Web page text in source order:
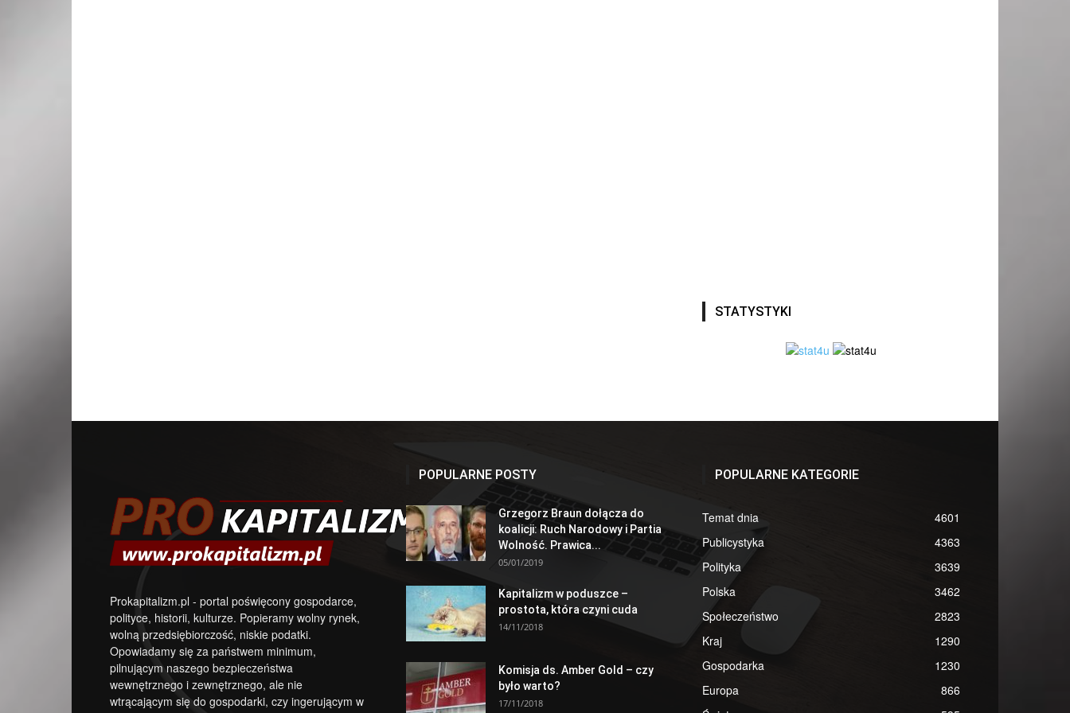
STATYSTYKI
Prokapitalizm.pl - portal poświęcony gospodarce,
polityce, historii, kulturze. Popieramy wolny rynek,
wolną przedsiębiorczość, niskie podatki.
Opowiadamy się za państwem minimum,
pilnującym naszego bezpieczeństwa
wewnętrznego i zewnętrznego, ale nie
wtrącającym się do gospodarki, czy ingerującym w
POPULARNE POSTY
Grzegorz Braun dołącza do
koalicji: Ruch Narodowy i Partia
Wolność. Prawica...
05/01/2019
Kapitalizm w poduszce –
prostota, która czyni cuda
14/11/2018
Komisja ds. Amber Gold – czy
było warto?
17/11/2018
POPULARNE KATEGORIE
Temat dnia
4601
Publicystyka
4363
Polityka
3639
Polska
3462
Społeczeństwo
2823
Kraj
1290
Gospodarka
1230
Europa
866